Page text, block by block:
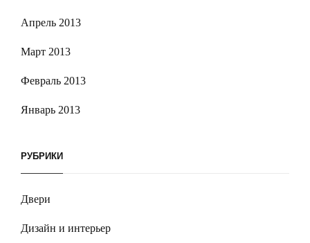
Апрель 2013
Март 2013
Февраль 2013
Январь 2013
РУБРИКИ
Двери
Дизайн и интерьер